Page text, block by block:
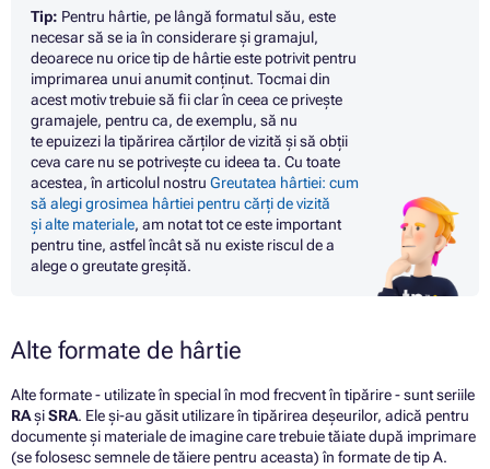
Tip: Pentru hârtie, pe lângă formatul său, este
necesar să se ia în considerare și gramajul,
deoarece nu orice tip de hârtie este potrivit pentru
imprimarea unui anumit conținut. Tocmai din
acest motiv trebuie să fii clar în ceea ce privește
gramajele, pentru ca, de exemplu, să nu
te epuizezi la tipărirea cărților de vizită și să obții
ceva care nu se potrivește cu ideea ta. Cu toate
acestea, în articolul nostru Greutatea hârtiei: cum
să alegi grosimea hârtiei pentru cărți de vizită
și alte materiale, am notat tot ce este important
pentru tine, astfel încât să nu existe riscul de a
alege o greutate greșită.
Alte formate de hârtie
Alte formate - utilizate în special în mod frecvent în tipărire - sunt seriile
RAșiSRA. Ele și-au găsit utilizare în tipărirea deșeurilor, adică pentru
documente și materiale de imagine care trebuie tăiate după imprimare
(se folosesc semnele de tăiere pentru aceasta) în formate de tip A.